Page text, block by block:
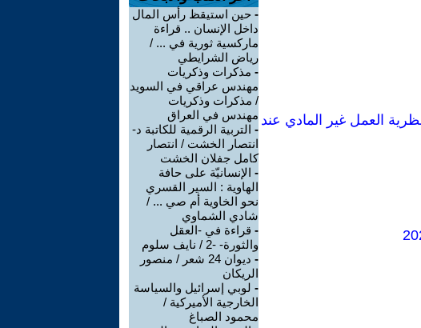
العمل غير المادي عند
- حين استيقظ رأس المال
داخل الإنسان .. قراءة
ماركسية ثورية في ... /
رياض الشرايطي
- مذكرات وذكريات
مهندس عراقي في السويد
/ مذكرات وذكريات
مهندس في العراق
- التربية الرقمية للكاتبة د-
انتصار الخشت / انتصار
كامل جفلان الخشت
- الإنسانيّة على حافة
الهاوية : السير القسري
نحو الخاوية أم صي ... /
شادي الشماوي
- قراءة في -العقل
والثورة- -2 / نايف سلوم
-
ديوان 24 شعر / منصور
الريكان
- لوبي إسرائيل والسياسة
الخارجية الأميركية /
محمود الصباغ